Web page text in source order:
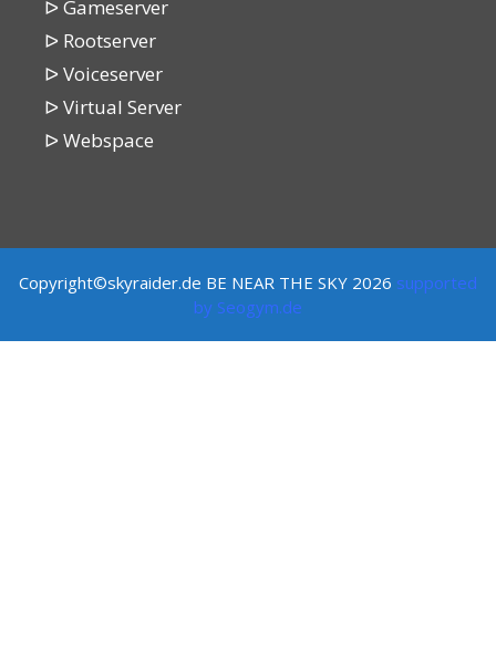
ᐅ Gameserver
ᐅ Rootserver
ᐅ Voiceserver
ᐅ Virtual Server
ᐅ Webspace
Copyright©skyraider.de BE NEAR THE SKY 2026 supported
by Seogym.de